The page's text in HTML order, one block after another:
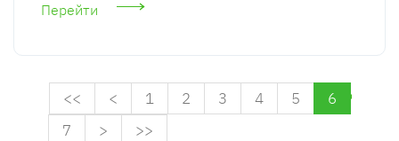
Перейти
<< < 1 2 3 4 5
6
7
> >>